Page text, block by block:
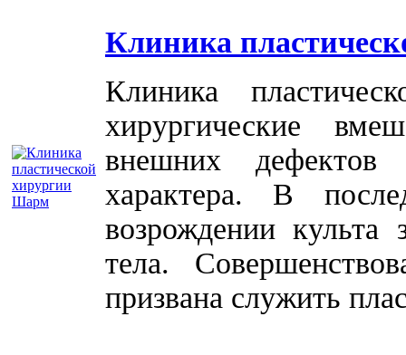
Клиника
Клиника
хирургические
внешних дефектов
характера. В
возрождении культа
тела.
призвана служить